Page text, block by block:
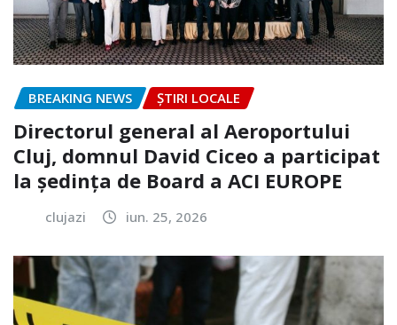
BREAKING NEWS ȘTIRI LOCALE
Directorul general al Aeroportului
Cluj, domnul David Ciceo a participat
la ședința de Board a ACI EUROPE
clujazi iun. 25, 2026